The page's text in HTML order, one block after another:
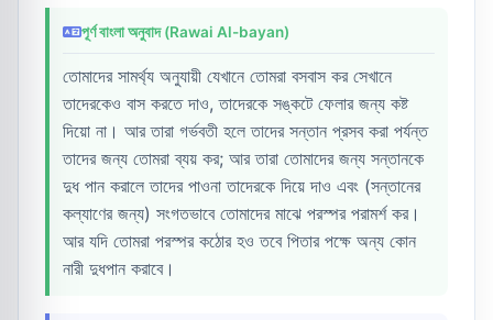
পূর্ণ বাংলা অনুবাদ (Rawai Al-bayan)
তোমাদের সামর্থ্য অনুযায়ী যেখানে তোমরা বসবাস কর সেখানে
তাদেরকেও বাস করতে দাও, তাদেরকে সঙ্কটে ফেলার জন্য কষ্ট
দিয়ো না। আর তারা গর্ভবতী হলে তাদের সন্তান প্রসব করা পর্যন্ত
তাদের জন্য তোমরা ব্যয় কর; আর তারা তোমাদের জন্য সন্তানকে
দুধ পান করালে তাদের পাওনা তাদেরকে দিয়ে দাও এবং (সন্তানের
কল্যাণের জন্য) সংগতভাবে তোমাদের মাঝে পরস্পর পরামর্শ কর।
আর যদি তোমরা পরস্পর কঠোর হও তবে পিতার পক্ষে অন্য কোন
নারী দুধপান করাবে।